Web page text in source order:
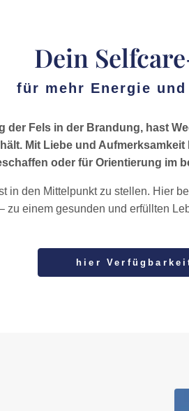
Dein
für mehr Energie
der Fels in der Brandung, hast
Mit Liebe und
oder für Orientierung im
in den Mittelpunkt zu stellen. Hier
zu einem gesunden und erfüllten
hier